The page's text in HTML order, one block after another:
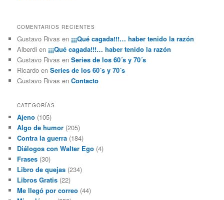
COMENTARIOS RECIENTES
Gustavo Rivas en ¡¡¡Qué cagada!!!… haber tenido la razón
Alberdi en ¡¡¡Qué cagada!!!… haber tenido la razón
Gustavo Rivas enSeries de los 60´s y 70´s
Ricardo enSeries de los 60´s y 70´s
Gustavo Rivas enContacto
CATEGORÍAS
Ajeno (105)
Algo de humor (205)
Contra la guerra (184)
Diálogos con Walter Ego (4)
Frases (30)
Libro de quejas (234)
Libros Gratis (22)
Me llegó por correo (44)